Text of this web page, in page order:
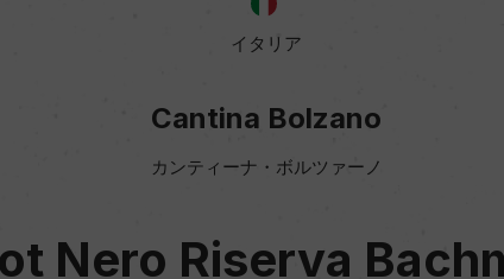
イタリア
Cantina Bolzano
カンティーナ・ボルツァーノ
Nero Riserva